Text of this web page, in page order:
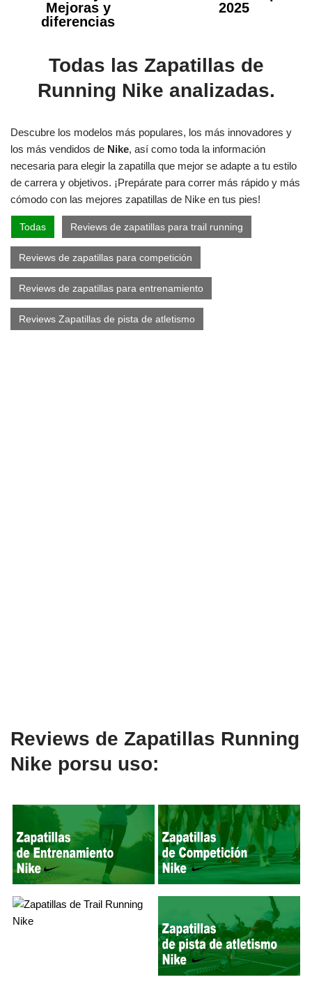
Mejoras y
diferencias
2025
Todas las Zapatillas de
Running Nike analizadas.
Descubre los modelos más populares, los más innovadores y
los más vendidos de Nike, así como toda la información
necesaria para elegir la zapatilla que mejor se adapte a tu estilo
de carrera y objetivos. ¡Prepárate para correr más rápido y más
cómodo con las mejores zapatillas de Nike en tus pies!
Todas Reviews de zapatillas para trail running
Reviews de zapatillas para competición
Reviews de zapatillas para entrenamiento
Reviews Zapatillas de pista de atletismo
Reviews de Zapatillas Running
Nike porsu uso: